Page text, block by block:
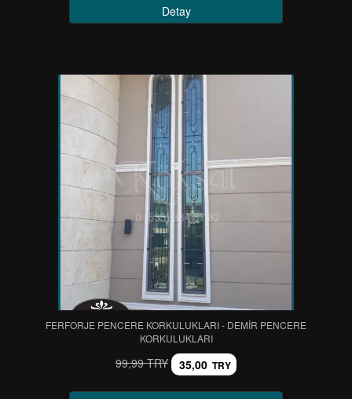
Detay
FERFORJE PENCERE KORKULUKLARI - DEMİR PENCERE
KORKULUKLARI
99,99 TRY 35,00 TRY